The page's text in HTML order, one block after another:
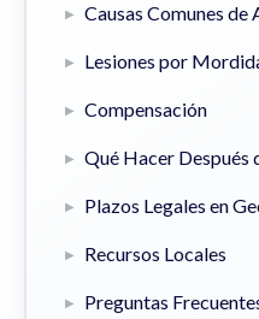
Causas Comunes de
Lesiones por
Compensación
Qué Hacer Después
Plazos Legales en
Recursos Locales
Preguntas